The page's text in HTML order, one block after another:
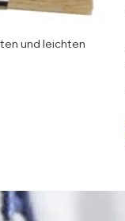
und leichten